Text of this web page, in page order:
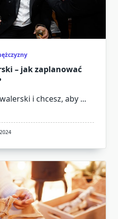
– jak zaplanować
i chcesz, aby ...